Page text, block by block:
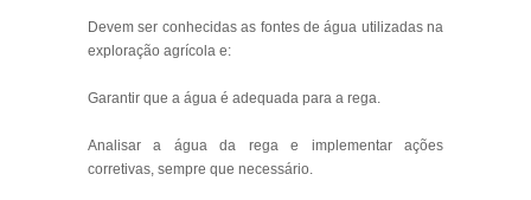
Devem ser conhecidas as fontes de água utilizadas na
exploração agrícola e:
Garantir que a água é adequada para a rega.
Analisar a água da rega e implementar ações
corretivas, sempre que necessário.